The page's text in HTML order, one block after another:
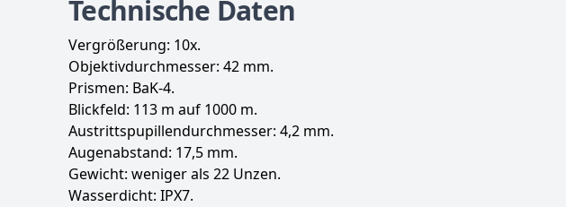
Technische Daten
Vergrößerung: 10x.
Objektivdurchmesser: 42 mm.
Prismen: BaK-4.
Blickfeld: 113 m auf 1000 m.
Austrittspupillendurchmesser: 4,2 mm.
Augenabstand: 17,5 mm.
Gewicht: weniger als 22 Unzen.
Wasserdicht: IPX7.